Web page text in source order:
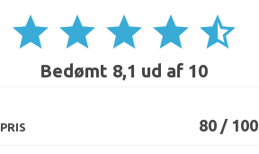
star star star star star_half
Bedømt 8,1 ud af 10
PRIS 80 / 100